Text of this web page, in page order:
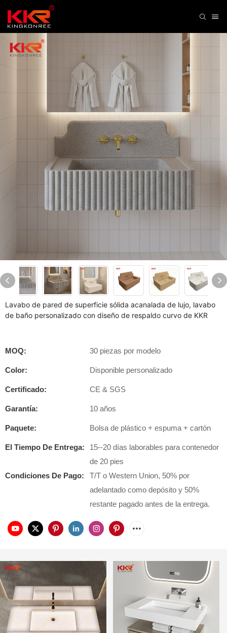
Lavabo de pared de superficie sólida acanalada de lujo, lavabo
de baño personalizado con diseño de respaldo curvo de KKR
MOQ: 30 piezas por modelo
Color: Disponible personalizado
Certificado: CE & SGS
Garantía: 10 años
Paquete: Bolsa de plástico + espuma + cartón
El Tiempo De Entrega:
15--20 días laborables para contenedor
de 20 pies
Condiciones De Pago:
T/T o Western Union, 50% por
adelantado como depósito y 50%
restante pagado antes de la entrega.